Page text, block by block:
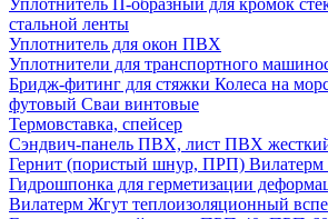
Уплотнитель П-образный для кромок
стальной ленты
Уплотнитель для окон ПВХ
Уплотнители для транспортного
Бридж-фитинг для стяжки Колеса на
футовый Сваи винтовые
Термовставка, спейсер
Сэндвич-панель ПВХ, лист ПВХ
Гернит (пористый шнур, ПРП) Вилатерм
Гидрошпонка для герметизации
Вилатерм Жгут теплоизоляционный